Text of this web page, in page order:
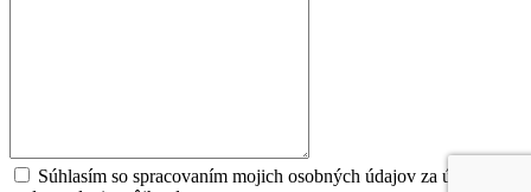
Súhlasím so spracovaním mojich osobných údajov za účeľom